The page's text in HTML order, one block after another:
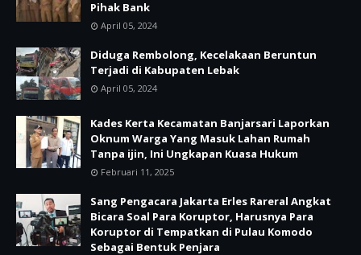
Pihak Bank
April 05, 2024
Diduga Rembolong, Kecelakaan Beruntun
Terjadi di Kabupaten Lebak
April 05, 2024
Kades Kerta Kecamatan Banjarsari Laporkan
Oknum Warga Yang Masuk Lahan Rumah
Tanpa ijin, Ini Ungkapan Kuasa Hukum
Februari 11, 2025
Sang Pengacara Jakarta Erles Rareral Angkat
Bicara Soal Para Koruptor, Harusnya Para
Koruptor di Tempatkan di Pulau Komodo
Sebagai Bentuk Penjara